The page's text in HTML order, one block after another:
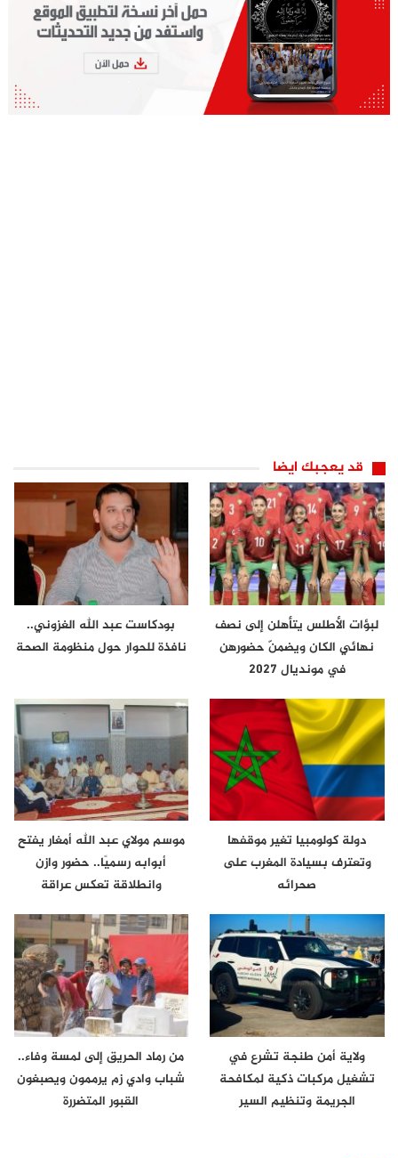
قد يعجبك ايضا
لبؤات الأطلس يتأهلن إلى نصف
نهائي الكان ويضمنّ حضورهن
في مونديال 2027
بودكاست عبد الله الغزوني..
نافذة للحوار حول منظومة الصحة
دولة كولومبيا تغير موقفها
وتعترف بسيادة المغرب على
صحرائه
موسم مولاي عبد الله أمغار يفتح
أبوابه رسميًا.. حضور وازن
وانطلاقة تعكس عراقة
ولاية أمن طنجة تشرع في
تشغيل مركبات ذكية لمكافحة
الجريمة وتنظيم السير
من رماد الحريق إلى لمسة وفاء..
شباب وادي زم يرممون ويصبغون
القبور المتضررة